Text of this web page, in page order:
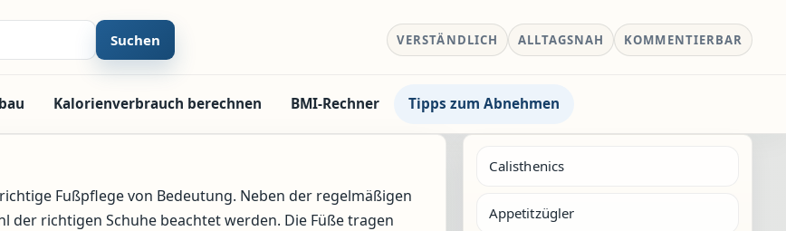
Suchen VERSTÄNDLICH ALLTAGSNAH KOMMENTIERBAR
Kalorienverbrauch berechnen BMI-Rechner Tipps zum Abnehmen
Fußpflege von Bedeutung. Neben der regelmäßigen
der richtigen Schuhe beachtet werden. Die Füße tragen
Calisthenics
Appetitzügler